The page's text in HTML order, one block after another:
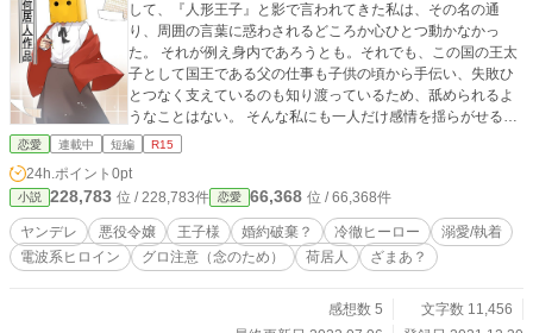
して、『人形王子』と影で言われてきた私は、その名の通
り、周囲の言葉に惑わされるどころか心ひとつ動かなかっ
た。 それが例え身内であろうとも。それでも、この国の王太
子として国王である父の仕事も子供の頃から手伝い、失敗ひ
とつなく支えているのも知り渡っているため、舐められるよ
うなことはない。 そんな私にも一人だけ感情を揺らがせるも
のがあった。唯一私が望み、叶えてもらった将来を約束した
とし動かしてくれる彼女は、嫌われものだった。幼い頃から
公爵家の令嬢として生まれた彼女は、私と違い感情豊かで貴
族としてはあるまじき姿を見せてきた。 幼い頃からいたずら
好きで、不器用で、負けず嫌い。あまりに感情豊かでやりた
い放題な彼女に周りは離れていって、残ったのは権力目当て
恋愛 連載中 短編 R15
24h.ポイント 0pt
小説 228,783 位 / 228,783件 恋愛 66,368 位 / 66,368件
ヤンデレ 悪役令嬢 王子様 婚約破棄？ 冷徹ヒーロー
溺愛/執着
電波系ヒロイン
グロ注意（念のため） 荷居人 ざまあ？
感想数 5
文字数 11,456